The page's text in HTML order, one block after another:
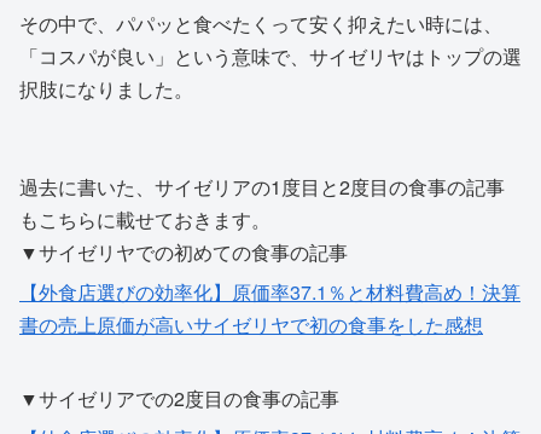
その中で、パパッと食べたくって安く抑えたい時には、
「コスパが良い」という意味で、サイゼリヤはトップの選
択肢になりました。
過去に書いた、サイゼリアの1度目と2度目の食事の記事
もこちらに載せておきます。
▼サイゼリヤでの初めての食事の記事
【外食店選びの効率化】原価率37.1％と材料費高め！決算
書の売上原価が高いサイゼリヤで初の食事をした感想
▼サイゼリアでの2度目の食事の記事